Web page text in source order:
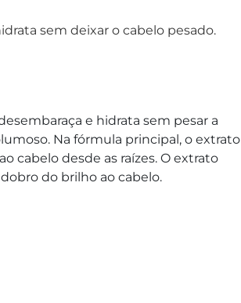
sem deixar o cabelo pesado.
e hidrata sem pesar a
Na fórmula principal, o extrato
cabelo desde as raízes. O extrato
do brilho ao cabelo.